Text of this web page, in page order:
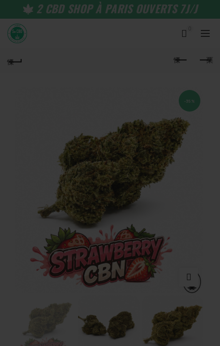
2 CBD SHOP À PARIS OUVERTS 7J/J
-35%